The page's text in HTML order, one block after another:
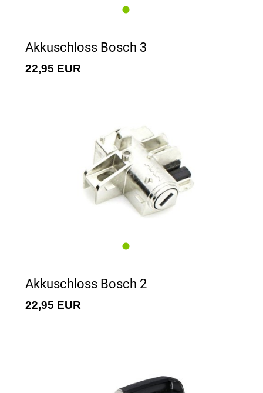
Akkuschloss Bosch 3
22,95 EUR
Akkuschloss Bosch 2
22,95 EUR